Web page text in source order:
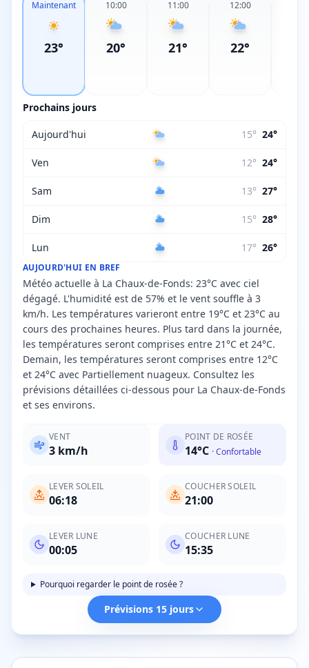
AUJOURD'HUI EN BREF
Météo actuelle à La Chaux-de-Fonds: 23°C avec ciel
dégagé. L'humidité est de 57% et le vent souffle à 3
km/h. Les températures varieront entre 19°C et 23°C au
cours des prochaines heures. Plus tard dans la journée,
les températures seront comprises entre 21°C et 24°C.
Demain, les températures seront comprises entre 12°C
et 24°C avec Partiellement nuageux. Consultez les
prévisions détaillées ci-dessous pour La Chaux-de-Fonds
et ses environs.
VENT
3 km/h
POINT DE ROSÉE
14°C ·Confortable
LEVER SOLEIL
06:18
COUCHER SOLEIL
21:00
LEVER LUNE
00:05
COUCHER LUNE
15:35
Pourquoi regarder le point de rosée ?
Maintenant
23°
10:00
20°
11:00
21°
12:00
22°
Prochains jours
Aujourd'hui 15° 24°
Ven 12° 24°
Sam 13° 27°
Dim 15° 28°
Lun 17° 26°
Prévisions 15 jours